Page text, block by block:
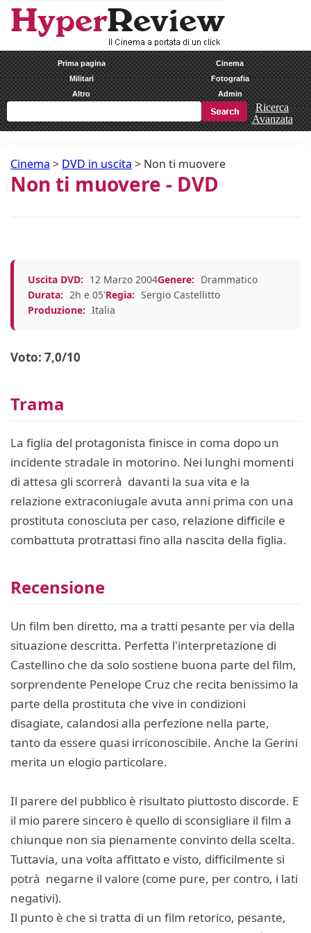
Prima pagina
Cinema
Militari
Fotografia
Altro
Admin
Ricerca
Avanzata
Cinema > DVD in uscita > Non ti muovere
Non ti muovere - DVD
Uscita DVD: 12 Marzo 2004Genere: Drammatico
Durata: 2h e 05'Regia: Sergio Castellitto
Produzione: Italia
Voto: 7,0/10
Trama
La figlia del protagonista finisce in coma dopo un
incidente stradale in motorino. Nei lunghi momenti
di attesa gli scorrerà davanti la sua vita e la
relazione extraconiugale avuta anni prima con una
prostituta conosciuta per caso, relazione difficile e
combattuta protrattasi fino alla nascita della figlia.
Recensione
Un film ben diretto, ma a tratti pesante per via della
situazione descritta. Perfetta l'interpretazione di
Castellino che da solo sostiene buona parte del film,
sorprendente Penelope Cruz che recita benissimo la
parte della prostituta che vive in condizioni
disagiate, calandosi alla perfezione nella parte,
tanto da essere quasi irriconoscibile. Anche la Gerini
merita un elogio particolare.
Il parere del pubblico è risultato piuttosto discorde. E
il mio parere sincero è quello di sconsigliare il film a
chiunque non sia pienamente convinto della scelta.
Tuttavia, una volta affittato e visto, difficilmente si
potrà negarne il valore (come pure, per contro, i lati
negativi).
Il punto è che si tratta di un film retorico, pesante,